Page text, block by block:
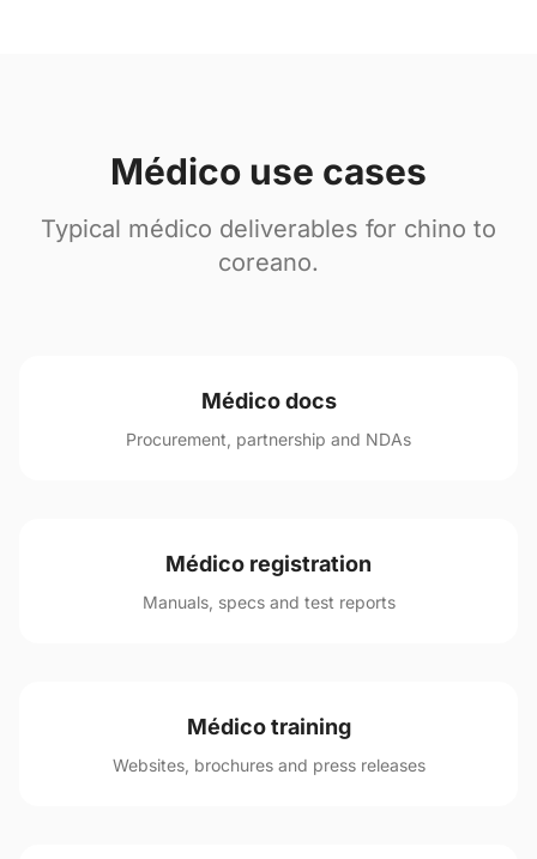
Médico use cases
Typical médico deliverables for chino to
coreano.
Médico docs
Procurement, partnership and NDAs
Médico registration
Manuals, specs and test reports
Médico training
Websites, brochures and press releases